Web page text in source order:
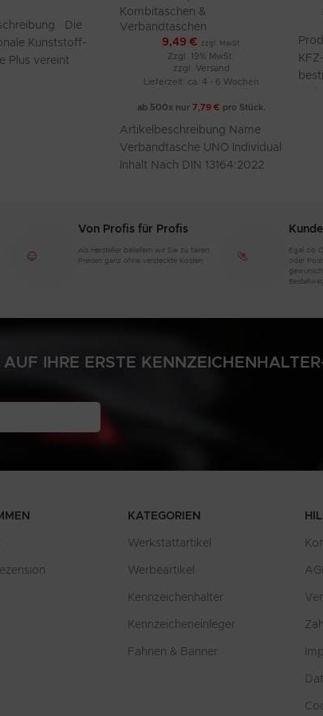
Die
Kunststoff-
Plus vereint
(Inhalt nach DIN 13164:2022)
Kombitaschen &
Verbandtaschen
9,49 € zzgl. MwSt.
Zzgl. 19% MwSt.
zzgl.
Versand
Lieferzeit: ca. 4 - 6 Wochen
ab 500x nur 7,79 € pro Stück.
Artikelbeschreibung Name
Verbandtasche UNO Individual
Inhalt Nach DIN 13164:2022
Von Profis für Profis
Als Hersteller beliefern wir Sie zu fairen
Preisen ganz ohne versteckte Kosten
Egal ob
oder
IHRE ERSTE
KATEGORIEN
Werkstattartikel
Werbeartikel
Kennzeichenhalter
Kennzeicheneinleger
Fahnen & Banner